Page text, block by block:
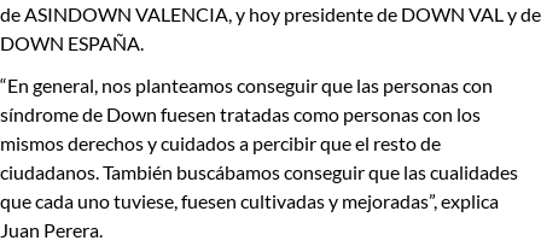
de ASINDOWN VALENCIA, y hoy presidente de DOWN VAL y de
DOWN ESPAÑA.
“En general, nos planteamos conseguir que las personas con
síndrome de Down fuesen tratadas como personas con los
mismos derechos y cuidados a percibir que el resto de
ciudadanos. También buscábamos conseguir que las cualidades
que cada uno tuviese, fuesen cultivadas y mejoradas”, explica
Juan Perera.